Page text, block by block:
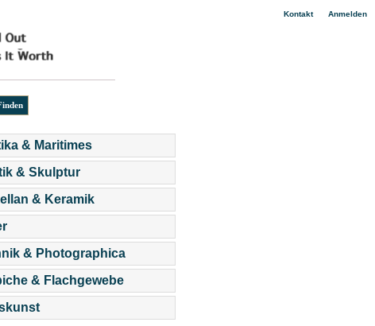
Kontakt| Anmelden
& Maritimes
& Skulptur
& Keramik
& Photographica
& Flachgewebe